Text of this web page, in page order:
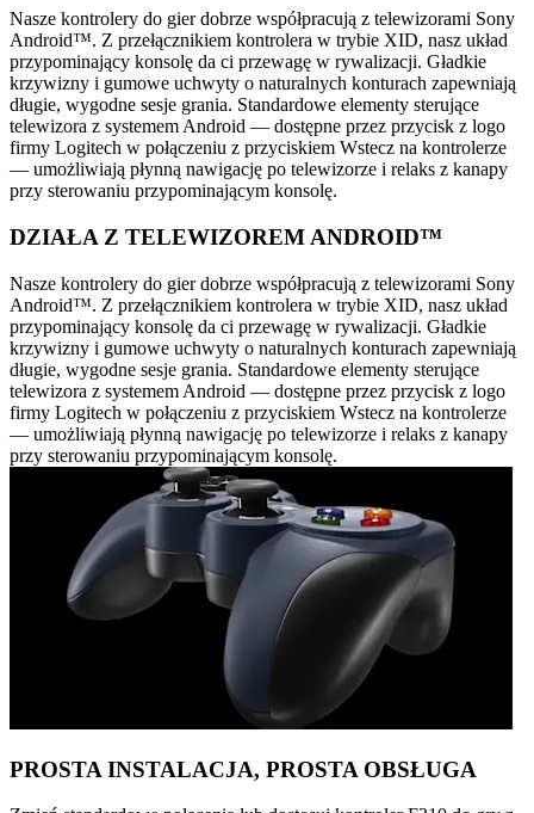
Nasze kontrolery do gier dobrze współpracują z telewizorami Sony
Android™. Z przełącznikiem kontrolera w trybie XID, nasz układ
przypominający konsolę da ci przewagę w rywalizacji. Gładkie
krzywizny i gumowe uchwyty o naturalnych konturach zapewniają
długie, wygodne sesje grania. Standardowe elementy sterujące
telewizora z systemem Android — dostępne przez przycisk z logo
firmy Logitech w połączeniu z przyciskiem Wstecz na kontrolerze
— umożliwiają płynną nawigację po telewizorze i relaks z kanapy
przy sterowaniu przypominającym konsolę.
DZIAŁA Z TELEWIZOREM ANDROID™
Nasze kontrolery do gier dobrze współpracują z telewizorami Sony
Android™. Z przełącznikiem kontrolera w trybie XID, nasz układ
przypominający konsolę da ci przewagę w rywalizacji. Gładkie
krzywizny i gumowe uchwyty o naturalnych konturach zapewniają
długie, wygodne sesje grania. Standardowe elementy sterujące
telewizora z systemem Android — dostępne przez przycisk z logo
firmy Logitech w połączeniu z przyciskiem Wstecz na kontrolerze
— umożliwiają płynną nawigację po telewizorze i relaks z kanapy
przy sterowaniu przypominającym konsolę.
PROSTA INSTALACJA, PROSTA OBSŁUGA